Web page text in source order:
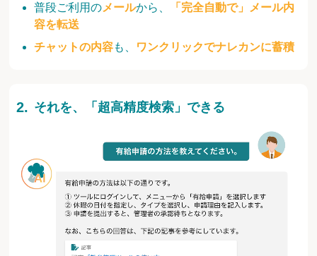
普段ご利用のメールから、
「完全自動で」メール内
容を転送
チャットの内容も、 ワンクリックでナレカンに蓄積
それを、「超高精度検索」できる